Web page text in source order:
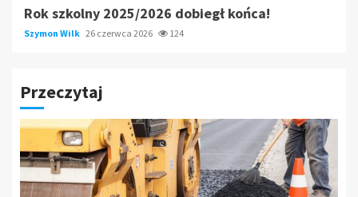
Rok szkolny 2025/2026 dobiegł końca!
Szymon Wilk 26 czerwca 2026 124
Przeczytaj